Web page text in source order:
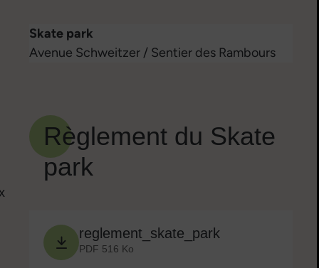
Skate park
Avenue Schweitzer / Sentier des Rambours
Règlement du Skate
park
reglement_skate_park
PDF 516 Ko